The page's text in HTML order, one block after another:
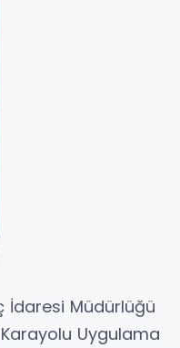
İdaresi Müdürlüğü
Uygulama